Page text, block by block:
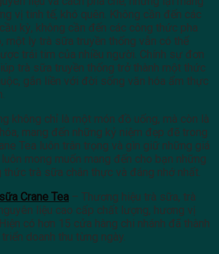
vị tinh tế, khó quên. Không cần đến các
kỳ, không cần đến các công thức pha
một ly trà sữa truyền thống vẫn có thể
trái tim của nhiều người. Chính sự đơn
trà sữa truyền thống trở thành một thức
gắn liền với đời sống văn hóa ẩm thực
không chỉ là một món đồ uống, mà còn là
mang đến những kỷ niệm đẹp đẽ trong
Tea luôn trân trọng và gìn giữ những giá
mong muốn mang đến cho bạn những
trà sữa chân thực và đáng nhớ nhất.
Crane Tea – Thương hiệu trà sữa, trà
liệu cao cấp chất lượng, hương vị
có hơn 15 cửa hàng chi nhánh đã thành
doanh thu từng ngày.